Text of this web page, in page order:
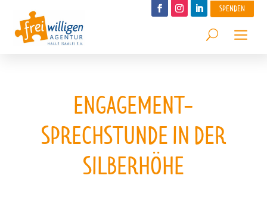
SPENDEN
ENGAGEMENT-
SPRECHSTUNDE IN DER
SILBERHÖHE